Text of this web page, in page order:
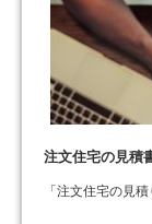
注文住宅の見積
「注文住宅の見